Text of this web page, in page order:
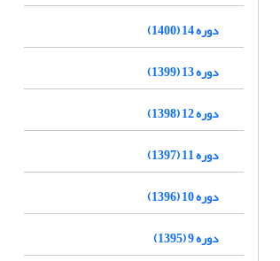
دوره 14 (1400)
دوره 13 (1399)
دوره 12 (1398)
دوره 11 (1397)
دوره 10 (1396)
دوره 9 (1395)